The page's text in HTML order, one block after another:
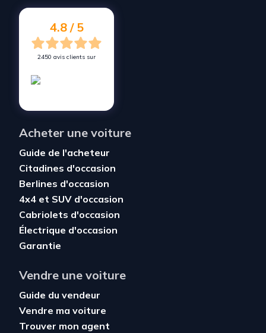
Vendez votre voiture à
4.8 / 5
2450 avis clients sur
Acheter une voiture
Guide de l'acheteur
Citadines d'occasion
Berlines d'occasion
4x4 et SUV d'occasion
Cabriolets d'occasion
Électrique d'occasion
Garantie
Vendre une voiture
Guide du vendeur
Vendre ma voiture
Trouver mon agent